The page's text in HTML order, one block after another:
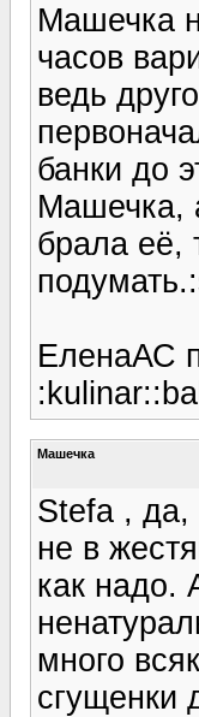
Машечка
часов
ведь
банки до
Машечка,
брала её,
ЕленаАС
Машечка
Stefa , да,
не в
как надо.
много
сгущенки